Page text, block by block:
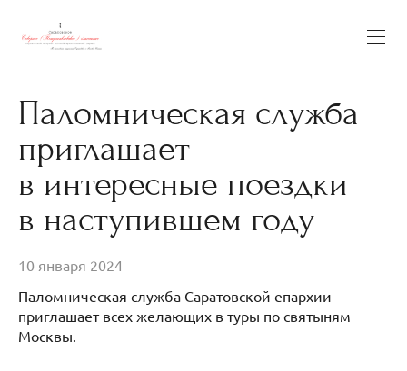
Паломническая служба
приглашает
в интересные поездки
в наступившем году
10 января 2024
Паломническая служба Саратовской епархии
приглашает всех желающих в туры по святыням
Москвы.